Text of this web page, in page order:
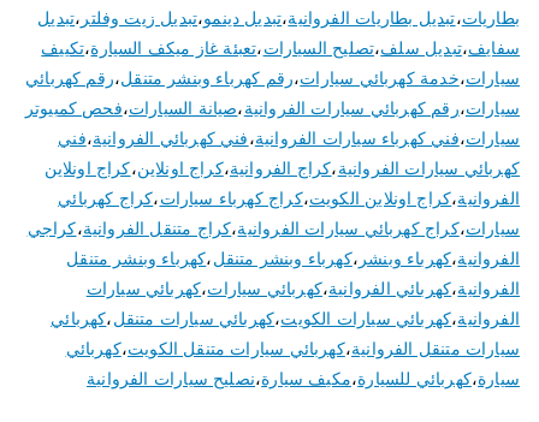
بطاريات،تبديل بطاريات الفروانية،تبديل دينمو،تبديل زيت وفلتر ،تبديل
سفايف،تبديل سلف،تصليح السيارات،تعبئة غاز ميكف السيارة،تكييف
سيارات،خدمة كهربائي سيارات،رقم كهرباء وبنشر متنقل،رقم كهربائي
سيارات،رقم كهربائي سيارات الفروانية،صيانة السيارات،فحص كمبيوتر
سيارات،فني كهرباء سيارات الفروانية،فني كهربائي الفروانية،فني
كهربائي سيارات الفروانية،كراج الفروانية،كراج اونلاين،كراج اونلاين
الفروانية،كراج اونلاين الكويت،كراج كهرباء سيارات،كراج كهربائي
سيارات،كراج كهربائي سيارات الفروانية،كراج متنقل الفروانية،كراجي
الفروانية،كهرباء وبنشر ،كهرباء وبنشر متنقل،كهرباء وبنشر متنقل
الفروانية،كهربائي الفروانية،كهربائي سيارات،كهربائي سيارات
الفروانية،كهربائي سيارات الكويت،كهربائي سيارات متنقل،كهربائي
سيارات متنقل الفروانية،كهربائي سيارات متنقل الكويت،كهربائي
سيارة،كهربائي للسيارة،مكيف سيارة،نصليح سيارات الفروانية